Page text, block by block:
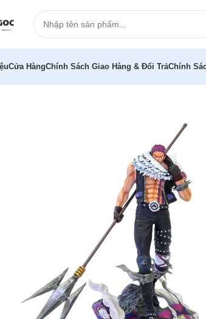
Cửa HàngChính Sách Giao Hàng & Đổi TrảChính